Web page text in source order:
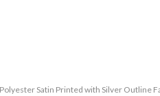
Polyester Satin Printed with Silver Outline